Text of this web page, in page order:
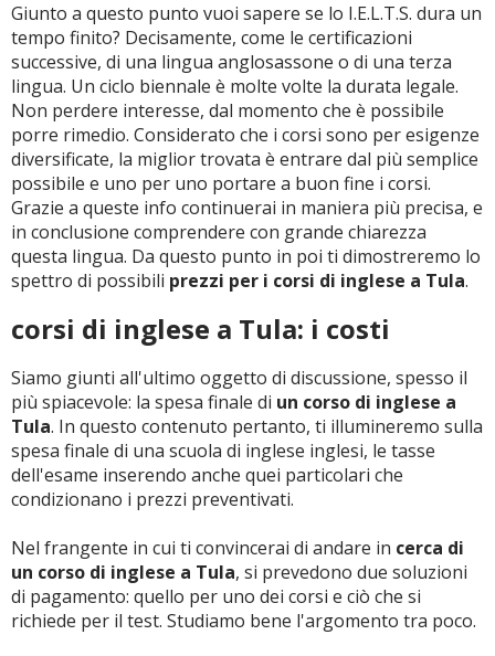
Giunto a questo punto vuoi sapere se lo I.E.L.T.S. dura un
tempo finito? Decisamente, come le certificazioni
successive, di una lingua anglosassone o di una terza
lingua. Un ciclo biennale è molte volte la durata legale.
Non perdere interesse, dal momento che è possibile
porre rimedio. Considerato che i corsi sono per esigenze
diversificate, la miglior trovata è entrare dal più semplice
possibile e uno per uno portare a buon fine i corsi.
Grazie a queste info continuerai in maniera più precisa, e
in conclusione comprendere con grande chiarezza
questa lingua. Da questo punto in poi ti dimostreremo lo
spettro di possibili prezzi per i corsi di inglese a Tula.
corsi di inglese a Tula: i costi
Siamo giunti all'ultimo oggetto di discussione, spesso il
più spiacevole: la spesa finale di un corso di inglese a
Tula. In questo contenuto pertanto, ti illumineremo sulla
spesa finale di una scuola di inglese inglesi, le tasse
dell'esame inserendo anche quei particolari che
condizionano i prezzi preventivati.
Nel frangente in cui ti convincerai di andare in cerca di
un corso di inglese a Tula, si prevedono due soluzioni
di pagamento: quello per uno dei corsi e ciò che si
richiede per il test. Studiamo bene l'argomento tra poco.